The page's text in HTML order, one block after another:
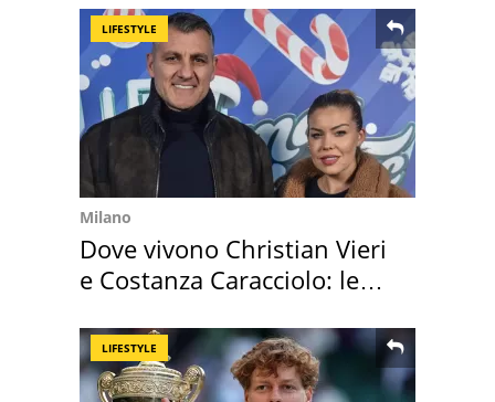
LIFESTYLE
Milano
Dove vivono Christian Vieri
e Costanza Caracciolo: le
LIFESTYLE